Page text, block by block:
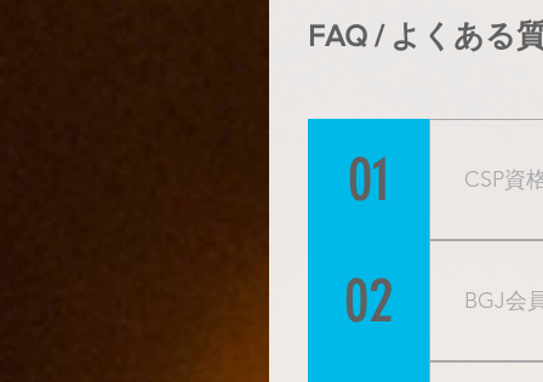
FAQ / よくある
01 CSP資
CSP
02 BGJ会
下記の